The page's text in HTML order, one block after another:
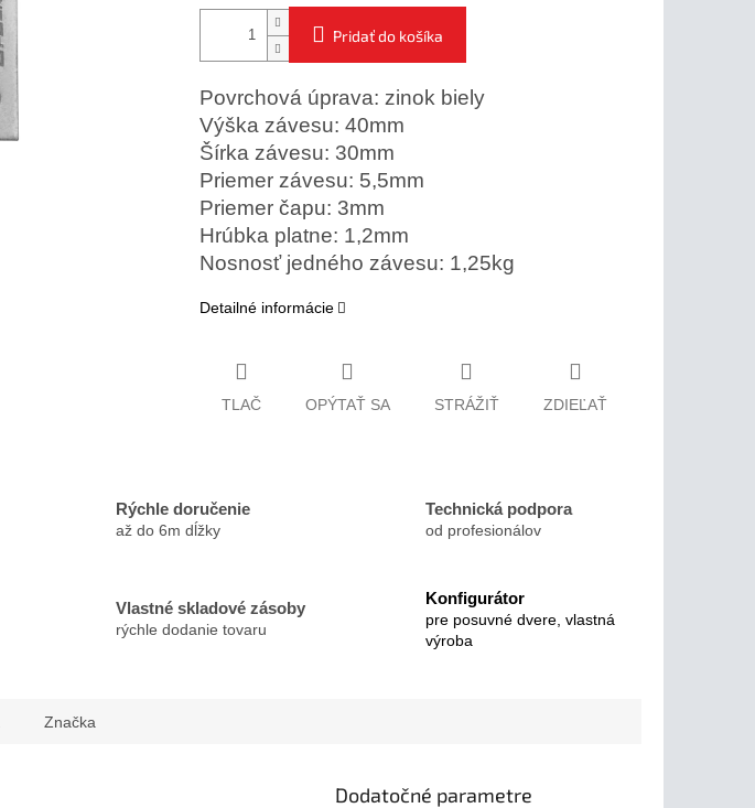
Pridať do košíka
Povrchová úprava: zinok biely
Výška závesu: 40mm
Šírka závesu: 30mm
Priemer závesu: 5,5mm
Priemer čapu: 3mm
Hrúbka platne: 1,2mm
Nosnosť jedného závesu: 1,25kg
Detailné informácie
TLAČ OPÝTAŤ SA STRÁŽIŤ ZDIEĽAŤ
Rýchle doručenie
až do 6m dĺžky
Technická podpora
od profesionálov
Vlastné skladové zásoby
rýchle dodanie tovaru
Konfigurátor
pre posuvné dvere, vlastná
výroba
Značka
Dodatočné parametre